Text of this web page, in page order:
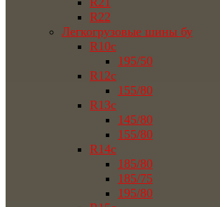
R22
Легкогрузовые шины бу
R10c
195/50
R12c
155/80
R13c
145/80
155/80
R14c
185/80
185/75
195/80